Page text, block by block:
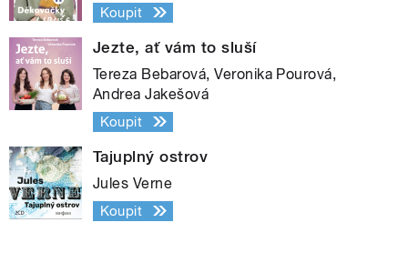
Koupit
Jezte, ať vám to sluší
Tereza Bebarová, Veronika Pourová,
Andrea Jakešová
Koupit
Tajuplný ostrov
Jules Verne
Koupit